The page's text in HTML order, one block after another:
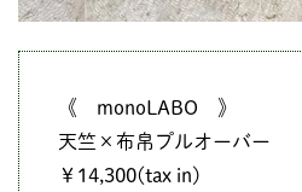
《 monoLABO 》
天竺×布帛プルオーバー
￥14,300(tax in)